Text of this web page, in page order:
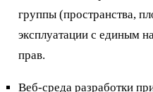
группы (пространства,
эксплуатации с единым
прав.
Веб-среда разработки